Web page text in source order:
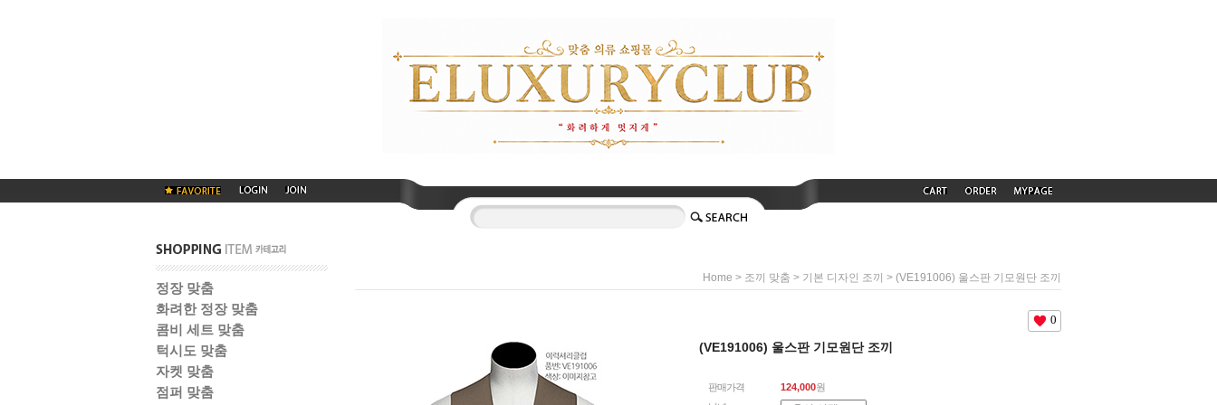
정장 맞춤
화려한 정장 맞춤
콤비 세트 맞춤
턱시도 맞춤
자켓 맞춤
점퍼 맞춤
Home > 조끼 맞춤 > 기본 디자인 조끼 > (VE191006) 울스판 기모원단 조끼
0
(VE191006) 울스판 기모원단 조끼
판매가격 124,000원